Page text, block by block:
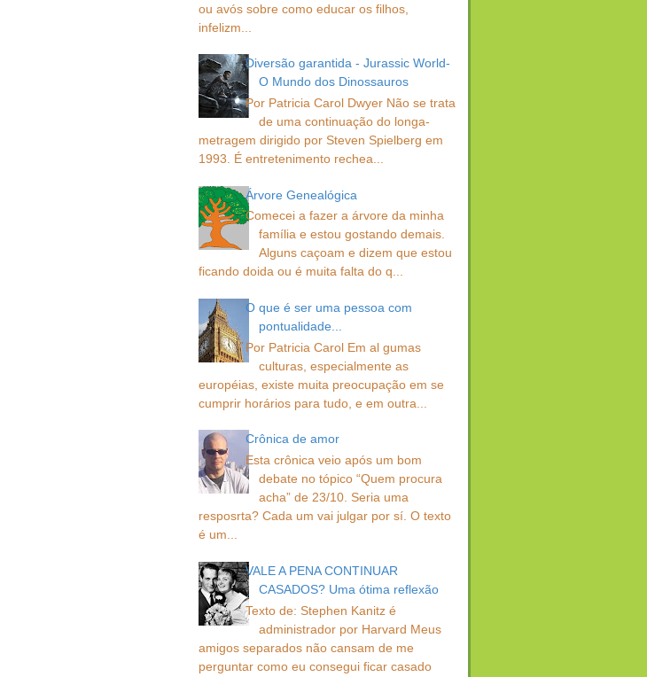
ou avós sobre como educar os filhos,
infelizm...
Diversão garantida - Jurassic World-
O Mundo dos Dinossauros
Por Patricia Carol Dwyer Não se trata
de uma continuação do longa-
metragem dirigido por Steven Spielberg em
1993. É entretenimento rechea...
Árvore Genealógica
Comecei a fazer a árvore da minha
família e estou gostando demais.
Alguns caçoam e dizem que estou
ficando doida ou é muita falta do q...
O que é ser uma pessoa com
pontualidade...
Por Patricia Carol Em al gumas
culturas, especialmente as
européias, existe muita preocupação em se
cumprir horários para tudo, e em outra...
Crônica de amor
Esta crônica veio após um bom
debate no tópico “Quem procura
acha” de 23/10. Seria uma
resposrta? Cada um vai julgar por sí. O texto
é um...
VALE A PENA CONTINUAR
CASADOS? Uma ótima reflexão
Texto de: Stephen Kanitz é
administrador por Harvard Meus
amigos separados não cansam de me
perguntar como eu consegui ficar casado